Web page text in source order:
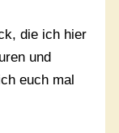
die ich hier
und
euch mal